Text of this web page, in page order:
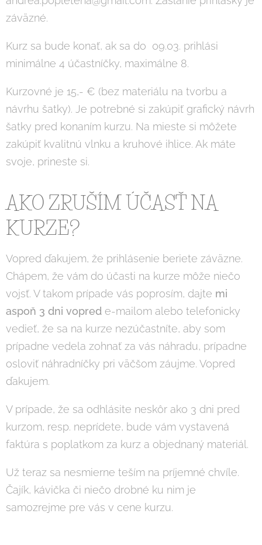
záväzné.
Kurz sa bude konať, ak sa do 09.03. prihlási
minimálne 4 účastníčky, maximálne 8.
Kurzovné je 15,- € (bez materiálu na tvorbu a
návrhu šatky). Je potrebné si zakúpiť grafický návrh
šatky pred konaním kurzu. Na mieste si môžete
zakúpiť kvalitnú vlnku a kruhové ihlice. Ak máte
svoje, prineste si.
AKO ZRUŠÍM ÚČASŤ NA
KURZE?
Vopred ďakujem, že prihlásenie beriete záväzne.
Chápem, že vám do účasti na kurze môže niečo
vojsť. V takom prípade vás poprosím, dajte mi
aspoň 3 dni vopred e-mailom alebo telefonicky
vedieť, že sa na kurze nezúčastníte, aby som
prípadne vedela zohnať za vás náhradu, prípadne
osloviť náhradníčky pri väčšom záujme. Vopred
ďakujem.
V prípade, že sa odhlásite neskôr ako 3 dni pred
kurzom, resp. neprídete, bude vám vystavená
faktúra s poplatkom za kurz a objednaný materiál.
Už teraz sa nesmierne teším na príjemné chvíle.
Čajík, kávička či niečo drobné ku nim je
samozrejme pre vás v cene kurzu.